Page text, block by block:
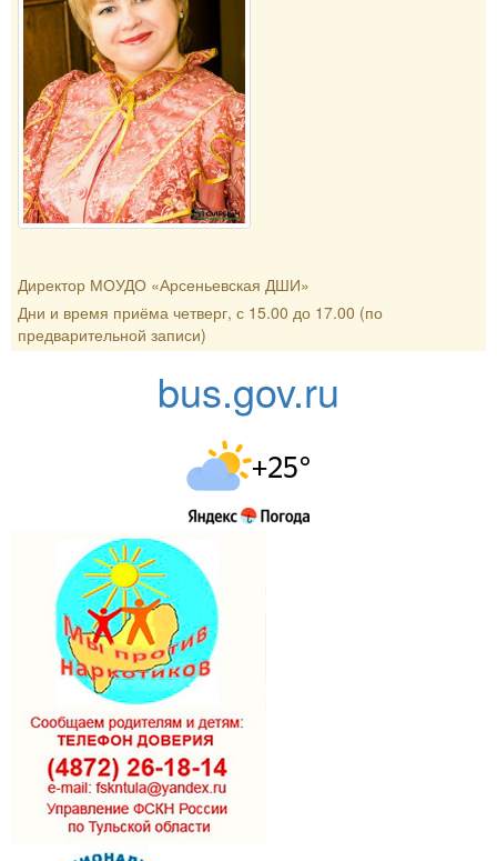
Директор МОУДО «Арсеньевская ДШИ»
Дни и время приёма четверг, с 15.00 до 17.00 (по
предварительной записи)
bus.gov.ru